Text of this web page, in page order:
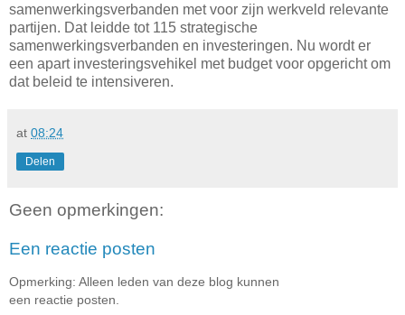
samenwerkingsverbanden met voor zijn werkveld relevante
partijen. Dat leidde tot 115 strategische
samenwerkingsverbanden en investeringen. Nu wordt er
een apart investeringsvehikel met budget voor opgericht om
dat beleid te intensiveren.
at 08:24
Delen
Geen opmerkingen:
Een reactie posten
Opmerking: Alleen leden van deze blog kunnen
een reactie posten.